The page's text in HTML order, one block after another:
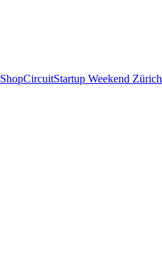
ShopCircuitStartup Weekend Zürich